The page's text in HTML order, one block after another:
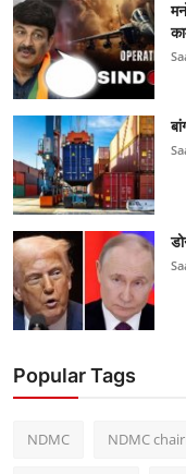
Popular Tags
NDMC NDMC